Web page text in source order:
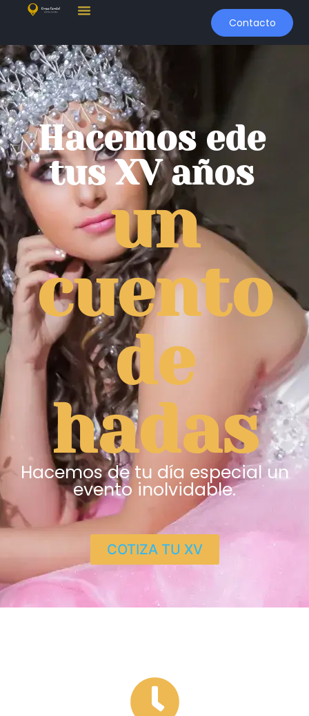
Contacto
Hacemos ede
tus XV años
un
cuento
de
hadas
Hacemos de tu día especial un
evento inolvidable.
COTIZA TU XV